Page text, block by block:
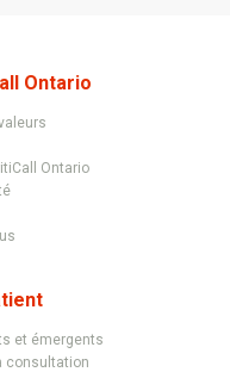
Ontario
Ontario
et émergents
consultation